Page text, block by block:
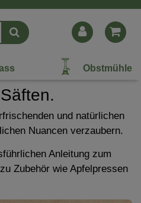
Obstmühle
und natürlichen
Nuancen verzaubern.
Anleitung zum
Zubehör wie Apfelpressen